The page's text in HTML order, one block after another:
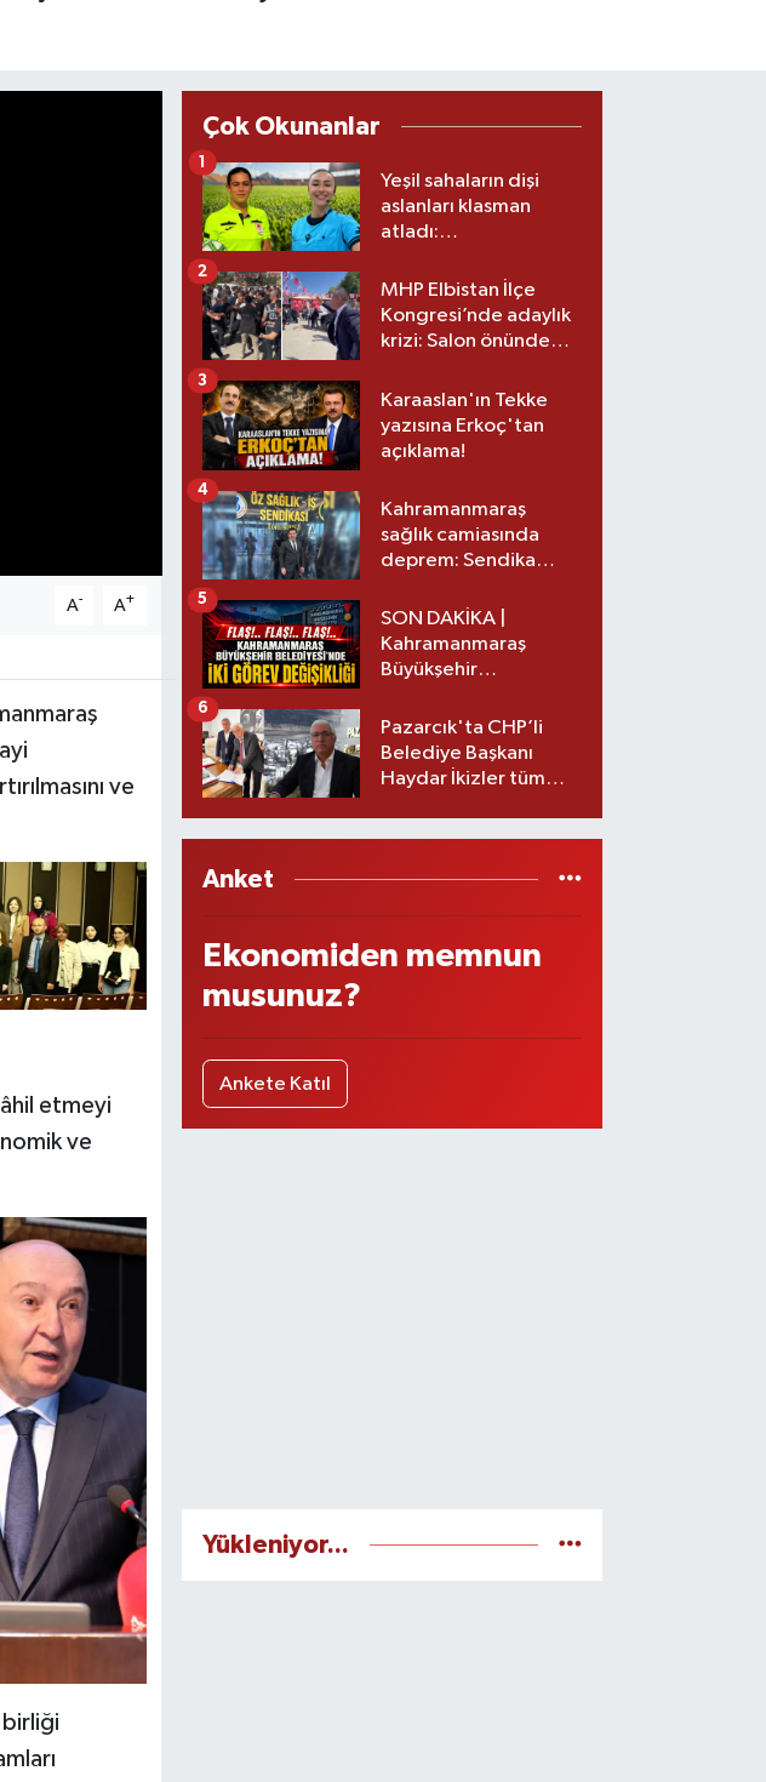
A- A+
ve
etmeyi
ve
Çok Okunanlar
Yeşil sahaların dişi
aslanları klasman
atladı:
üst lige iki transfer!
1
MHP Elbistan İlçe
Kongresi’nde adaylık
krizi: Salon önünde
2
Karaaslan'ın Tekke
yazısına Erkoç'tan
açıklama!
3
Kahramanmaraş
sağlık camiasında
deprem: Sendika
4
SON DAKİKA |
Kahramanmaraş
Büyükşehir
görev değişikliği!
5
Pazarcık'ta CHP’li
Belediye Başkanı
Haydar İkizler tüm
6
Anket
Ekonomiden memnun
musunuz?
Ankete Katıl
Yükleniyor...